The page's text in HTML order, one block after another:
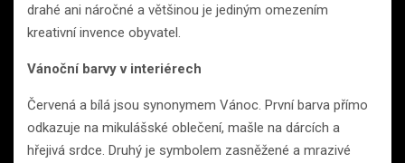
drahé ani náročné a většinou je jediným omezením
kreativní invence obyvatel.
Vánoční barvy v interiérech
Červená a bílá jsou synonymem Vánoc. První barva přímo
odkazuje na mikulášské oblečení, mašle na dárcích a
hřejivá srdce. Druhý je symbolem zasněžené a mrazivé